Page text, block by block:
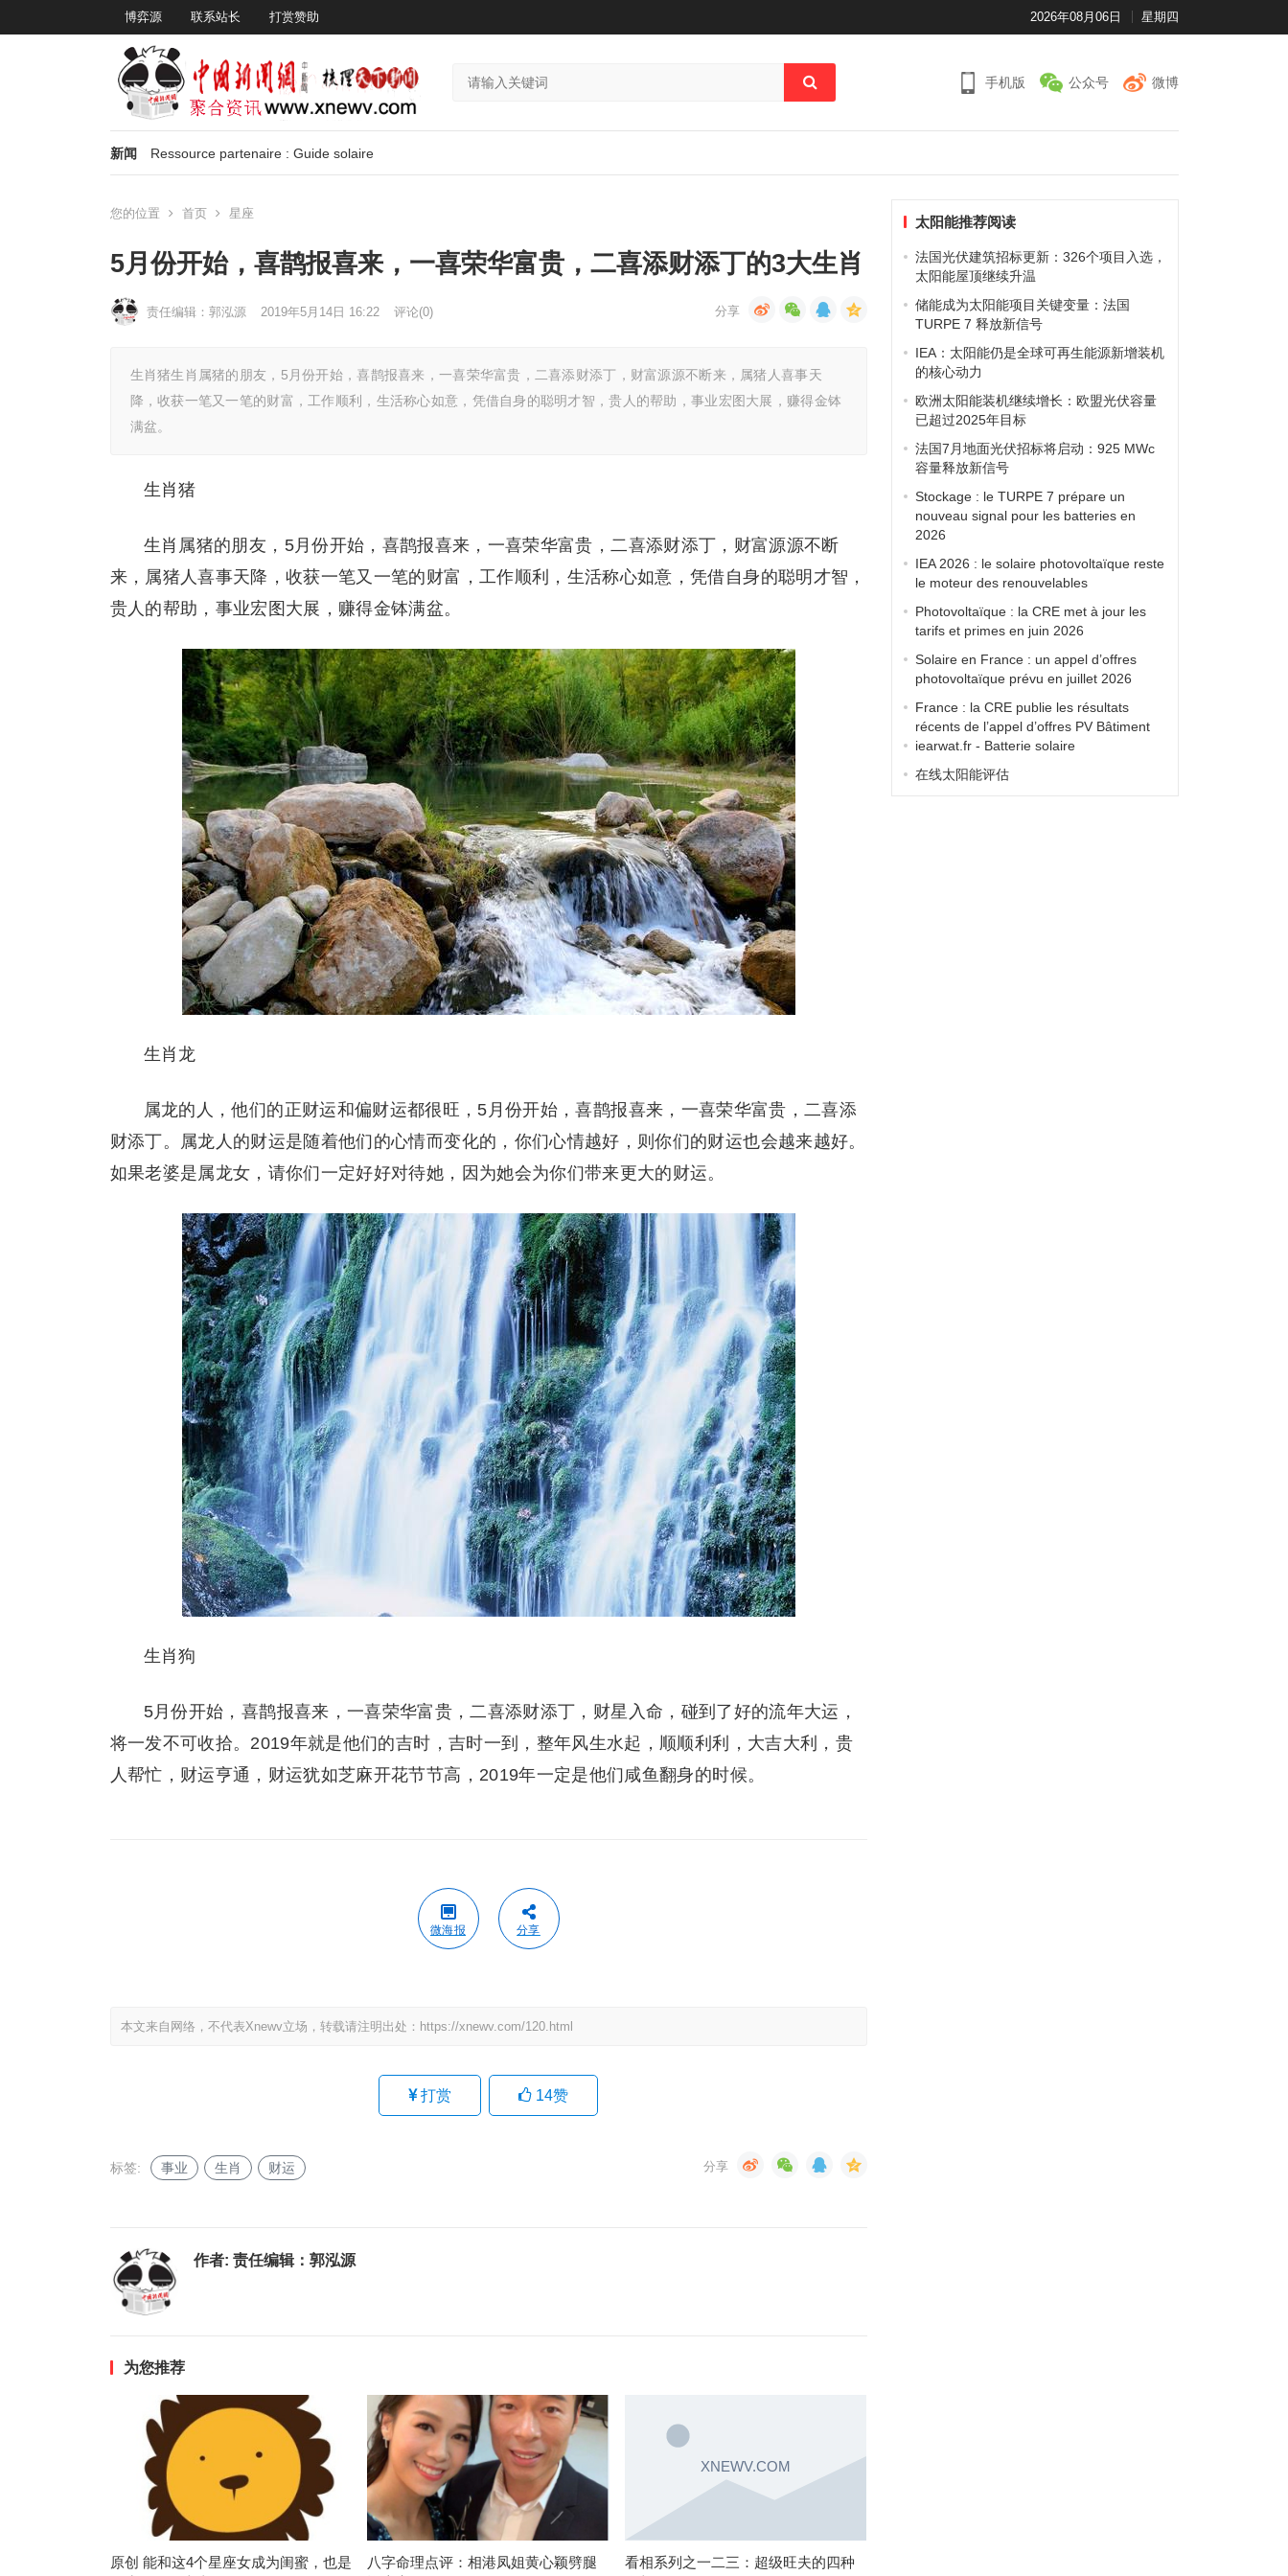
博弈源 联系站长 打赏赞助 2026年08月06日 星期四
手机版 公众号 微博
新闻 Ressource partenaire : Guide solaire
您的位置 首页 星座
5月份开始，喜鹊报喜来，一喜荣华富贵，二喜添财添丁的3大生肖
责任编辑：郭泓源 2019年5月14日 16:22 评论(0)
生肖猪生肖属猪的朋友，5月份开始，喜鹊报喜来，一喜荣华富贵，二喜添财添丁，财富源源不断来，属猪人喜事天
降，收获一笔又一笔的财富，工作顺利，生活称心如意，凭借自身的聪明才智，贵人的帮助，事业宏图大展，赚得金钵
满盆。
生肖猪
生肖属猪的朋友，5月份开始，喜鹊报喜来，一喜荣华富贵，二喜添财添丁，财富源源不断
来，属猪人喜事天降，收获一笔又一笔的财富，工作顺利，生活称心如意，凭借自身的聪明才智，
贵人的帮助，事业宏图大展，赚得金钵满盆。
生肖龙
属龙的人，他们的正财运和偏财运都很旺，5月份开始，喜鹊报喜来，一喜荣华富贵，二喜添
财添丁。属龙人的财运是随着他们的心情而变化的，你们心情越好，则你们的财运也会越来越好。
如果老婆是属龙女，请你们一定好好对待她，因为她会为你们带来更大的财运。
生肖狗
5月份开始，喜鹊报喜来，一喜荣华富贵，二喜添财添丁，财星入命，碰到了好的流年大运，
将一发不可收拾。2019年就是他们的吉时，吉时一到，整年风生水起，顺顺利利，大吉大利，贵
人帮忙，财运亨通，财运犹如芝麻开花节节高，2019年一定是他们咸鱼翻身的时候。
微海报 分享
本文来自网络，不代表Xnewv立场，转载请注明出处：https://xnewv.com/120.html
打赏 14赞
标签: 事业 生肖 财运
作者: 责任编辑：郭泓源
为您推荐
原创 能和这4个星座女成为闺蜜，也是
八字命理点评：相港凤姐黄心颖劈腿
看相系列之一二三：超级旺夫的四种
太阳能推荐阅读
法国光伏建筑招标更新：326个项目入选，
太阳能屋顶继续升温
储能成为太阳能项目关键变量：法国
TURPE 7 释放新信号
IEA：太阳能仍是全球可再生能源新增装机
的核心动力
欧洲太阳能装机继续增长：欧盟光伏容量
已超过2025年目标
法国7月地面光伏招标将启动：925 MWc
容量释放新信号
Stockage : le TURPE 7 prépare un
nouveau signal pour les batteries en
2026
IEA 2026 : le solaire photovoltaïque reste
le moteur des renouvelables
Photovoltaïque : la CRE met à jour les
tarifs et primes en juin 2026
Solaire en France : un appel d’offres
photovoltaïque prévu en juillet 2026
France : la CRE publie les résultats
récents de l’appel d’offres PV Bâtiment
iearwat.fr - Batterie solaire
在线太阳能评估